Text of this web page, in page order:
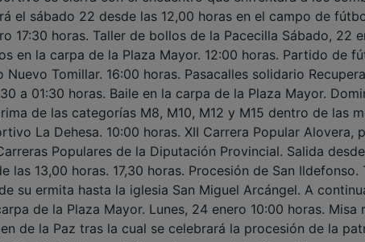
el sábado 22 desde las 12,00 horas en el campo de
17:30 horas. Taller de bollos de la Pacecilla Sábado, 22
en la carpa de la Plaza Mayor. 12:00 horas. Partido de
Nuevo Tomillar. 16:00 horas. Pasacalles solidario
a 01:30 horas. Baile en la carpa de la Plaza Mayor.
de las categorías M8, M10, M12 y M15 dentro de las
La Dehesa. 10:00 horas. XII Carrera Popular Alovera,
Populares de la Diputación Provincial. Salida
las 13,00 horas. 17,30 horas. Procesión de San Ildefonso.
su ermita hasta la iglesia San Miguel Arcángel. A
de la Plaza Mayor. Lunes, 24 enero 10:00 horas. Misa
de la Paz tras la cual se celebrará la procesión de la